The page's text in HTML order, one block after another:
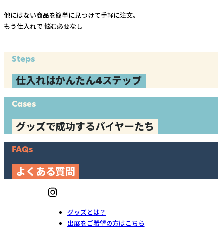
他にはない商品を簡単に見つけて手軽に注文。
もう仕入れで 悩む必要なし
Steps
仕入れはかんたん4ステップ
Cases
グッズで成功するバイヤーたち
FAQs
よくある質問
グッズとは？
出展をご希望の方はこちら